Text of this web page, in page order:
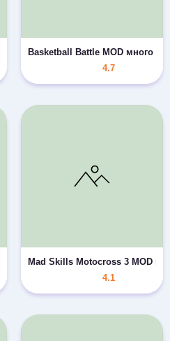
самоцветов
Basketball Battle MOD много
4.7
WCC2 MOD много монет
Mad Skills Motocross 3 MOD
4.1